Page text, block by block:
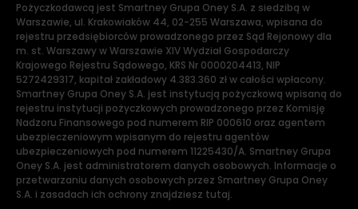
Pożyczkodawcą jest Smartney Grupa Oney S.A. z siedzibą w
Warszawie, ul. Krakowiaków 44, 02-255 Warszawa, wpisana do
rejestru przedsiębiorców prowadzonego przez Sąd Rejonowy dla
m. st. Warszawy w Warszawie XIV Wydział Gospodarczy
Krajowego Rejestru Sądowego, KRS Nr 0000204413, NIP
5272429317, kapitał zakładowy 4.383.360 zł w całości wpłacony.
Smartney Grupa Oney S.A. jest instytucją pożyczkową wpisaną do
rejestru instytucji pożyczkowych prowadzonego przez Komisję
Nadzoru Finansowego pod numerem RIP 000610 oraz agentem
ubezpieczeniowym wpisanym do rejestru agentów
ubezpieczeniowych pod numerem 11225430/A. Smartney Grupa
Oney S.A. jest administratorem danych osobowych. Informacje o
przetwarzaniu danych osobowych przez Smartney Grupa Oney
S.A. i zasadach ich ochrony znajdziesz tutaj.